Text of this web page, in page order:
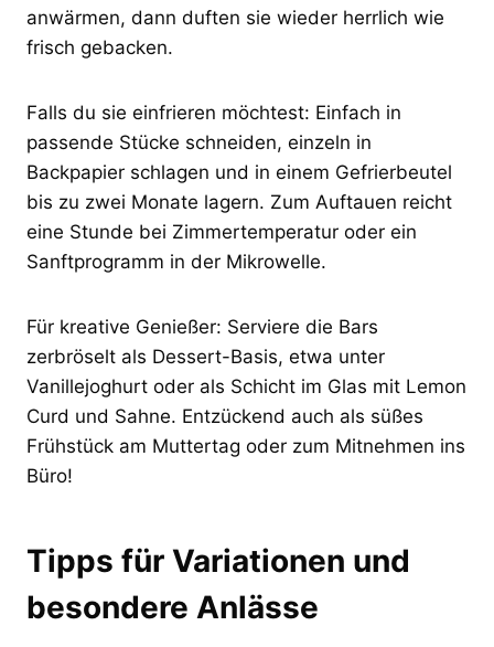
anwärmen, dann duften sie wieder herrlich wie
frisch gebacken.
Falls du sie einfrieren möchtest: Einfach in
passende Stücke schneiden, einzeln in
Backpapier schlagen und in einem Gefrierbeutel
bis zu zwei Monate lagern. Zum Auftauen reicht
eine Stunde bei Zimmertemperatur oder ein
Sanftprogramm in der Mikrowelle.
Für kreative Genießer: Serviere die Bars
zerbröselt als Dessert-Basis, etwa unter
Vanillejoghurt oder als Schicht im Glas mit Lemon
Curd und Sahne. Entzückend auch als süßes
Frühstück am Muttertag oder zum Mitnehmen ins
Büro!
Tipps für Variationen und
besondere Anlässe